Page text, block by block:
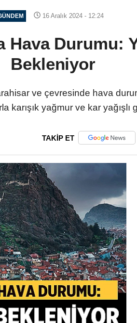
16 Aralık 2024 - 12:24
Hava Durumu:
Bekleniyor
ve çevresinde hava
karışık yağmur ve kar yağışlı
TAKİP ET